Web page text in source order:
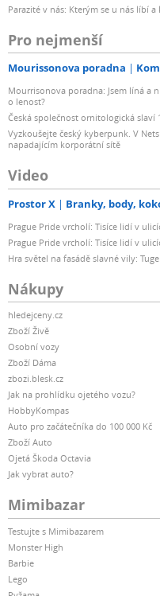
Parazité v nás: Kterým se u nás líbí
Pro nejmenší
Mourissonova poradna
Mourrisonova poradna: Jsem líná a
o lenost?
Česká společnost ornitologická slaví
Vyzkoušejte český kyberpunk. V
napadajícím korporátní sítě
Video
Prostor X Branky, body,
Prague Pride vrcholí: Tisíce lidí v
Prague Pride vrcholí: Tisíce lidí v
Hra světel na fasádě slavné vily:
Nákupy
hledejceny.cz
Zboží Živě
Osobní vozy
Zboží Dáma
zbozi.blesk.cz
Jak na prohlídku ojetého vozu?
HobbyKompas
Auto pro začátečníka do 100 000 Kč
Zboží Auto
Ojetá Škoda Octavia
Jak vybrat auto?
Mimibazar
Testujte s Mimibazarem
Monster High
Barbie
Lego